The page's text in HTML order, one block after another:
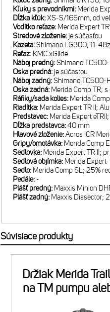
Kľuky s prevodníkmi: Merida
Dĺžka kľúk:XS-S/165mm, od
Vodítko reťaze: Merida Expert
Stredové zloženie: je súčasťou
Kazeta:Shimano LG300; 11-
Reťaz: KMC xGlide
Náboj predný:Shimano
Oska predná: je súčasťou
Náboj zadný:Shimano TC500-
Oska zadná: Merida Comp TR;
Ráfiky/sada kolies: Merida
Riadítka: Merida Expert TR II;
Predstavec: Merida Expert
Dĺžka predstavca:40 mm
Hlavové zloženie:Acros ICR
Gripy/omotávka: Merida Comp
Sedlovka: Merida Expert TR II;
Sedlová objímka: Merida Expert
Sedlo: Merida Comp SL; 25%
Pedále: -
Plášť predný: Maxxis Minion
Plášť zadný: Maxxis Dissector;
Súvisiace produkty
Držiak Merida
na TM pumpu